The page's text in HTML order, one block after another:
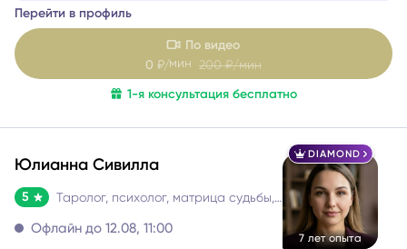
на ваш запрос. В этом мне помогает знание
эмоционально-образной терапии и психологических
техник.
Перейти в профиль
По видео
0 ₽/мин 200 ₽/мин
1-я консультация бесплатно
DIAMOND
7 лет опыта
Юлианна Сивилла
5 Таролог, психолог, матрица судьбы, нумеролог, астролог
Офлайн до 12.08, 11:00